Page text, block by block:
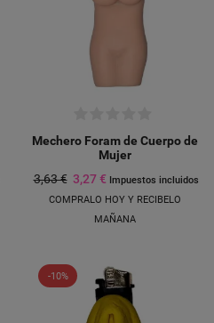
Mechero Foram de Cuerpo de
Mujer
3,63 € 3,27 € Impuestos incluidos
COMPRALO HOY Y RECIBELO
MAÑANA
-10%